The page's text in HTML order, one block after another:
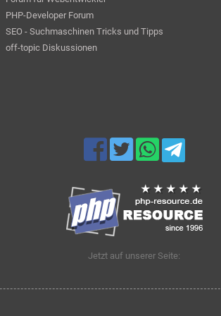
PHP-Developer Forum
SEO - Suchmaschinen Tricks und Tipps
off-topic Diskussionen
Jetzt auf unserer Seite: